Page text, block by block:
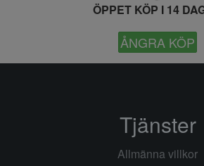
ÖPPET KÖP I 14
ÅNGRA KÖP
Tjänster
Allmänna villkor